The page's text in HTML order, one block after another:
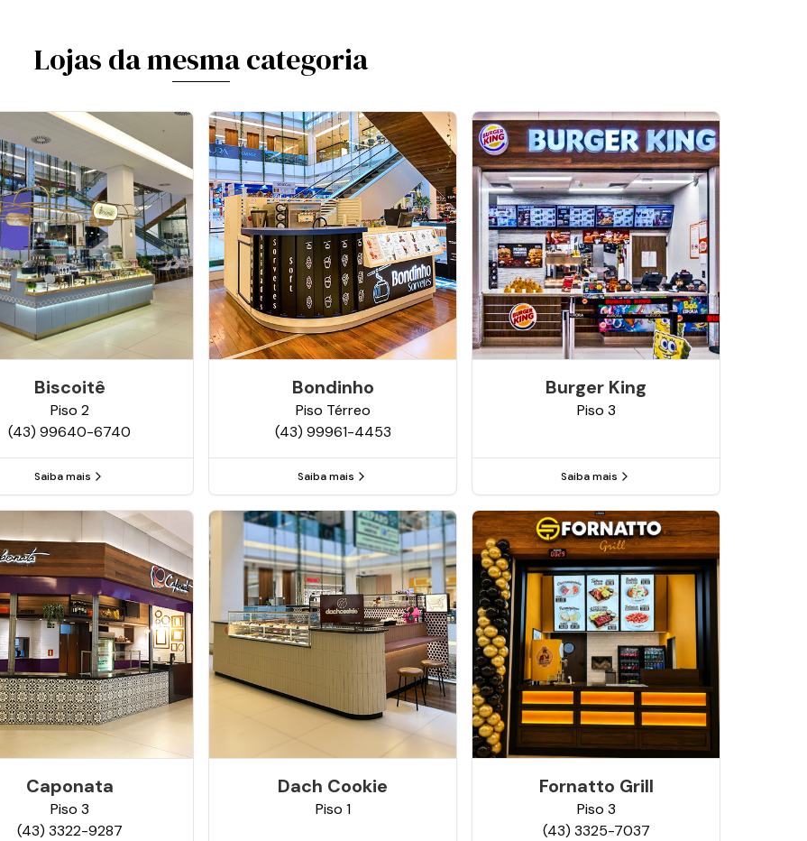
Lojas da mesma categoria
Biscoitê
Piso 2
(43) 99640-6740
Saiba mais
Bondinho
Piso Térreo
(43) 99961-4453
Saiba mais
Burger King
Piso 3
Saiba mais
Caponata
Piso 3
(43) 3322-9287
Dach Cookie
Piso 1
Fornatto Grill
Piso 3
(43) 3325-7037